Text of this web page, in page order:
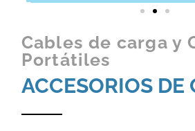
Cables de carga y
Portátiles
ACCESORIOS DE